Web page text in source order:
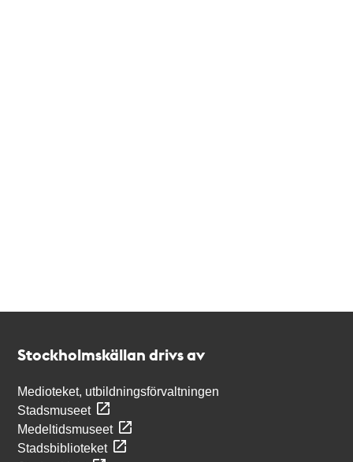
Stockholmskällan drivs av
Medioteket, utbildningsförvaltningen
Stadsmuseet
Medeltidsmuseet
Stadsbiblioteket